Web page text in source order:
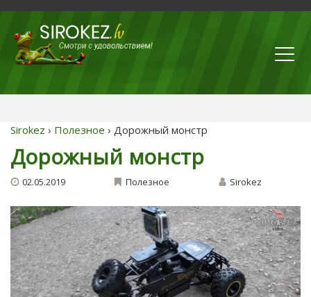
Sirokez › Полезное › Дорожный монстр
Дорожный монстр
02.05.2019 Полезное Sirokez